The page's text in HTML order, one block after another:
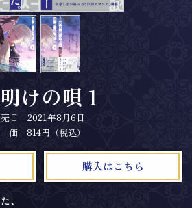
けの唄 1
日 2021年8月6日
価 814円（税込）
購入はこちら
、